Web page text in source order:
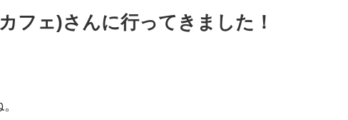
フェ)さんに行ってきました！